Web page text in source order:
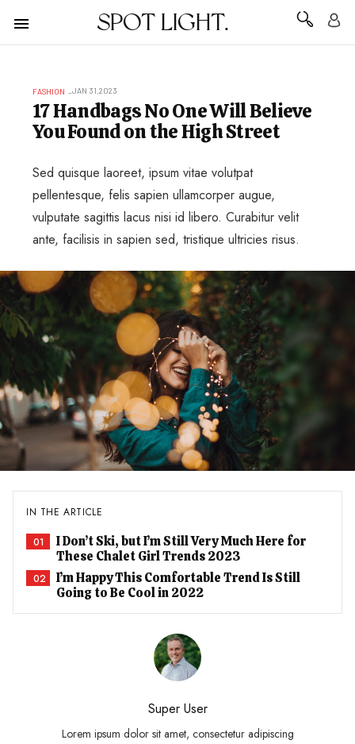
SPOT LIGHT.
FASHION JAN 31,2023
17 Handbags No One Will Believe
You Found on the High Street
Sed quisque laoreet, ipsum vitae volutpat
pellentesque, felis sapien ullamcorper augue,
vulputate sagittis lacus nisi id libero. Curabitur velit
ante, facilisis in sapien sed, tristique ultricies risus.
IN THE ARTICLE
01
I Don’t Ski, but I’m Still Very Much Here for
These Chalet Girl Trends 2023
02
I’m Happy This Comfortable Trend Is Still
Going to Be Cool in 2022
Super User
Lorem ipsum dolor sit amet, consectetur adipiscing